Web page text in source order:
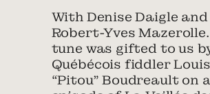
With Denise Daigle and
Robert-Yves
tune was gifted to us
Québécois fiddler Louis
“Pitou” Boudreault on